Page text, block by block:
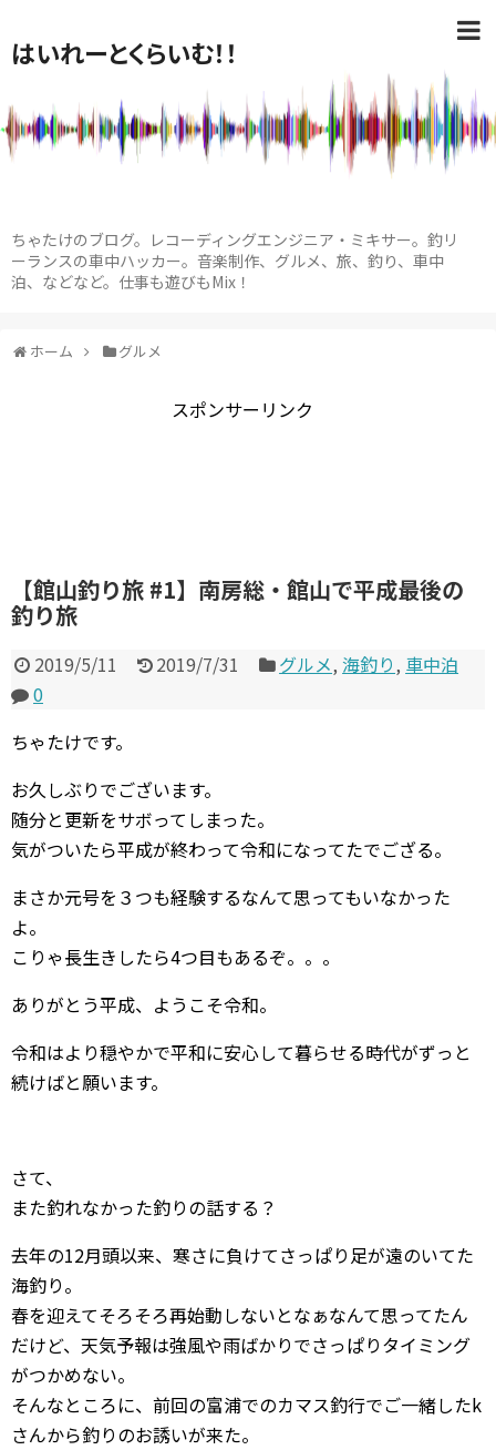
はいれーとくらいむ！！
ちゃたけのブログ。レコーディングエンジニア・ミキサー。釣リ
ーランスの車中ハッカー。音楽制作、グルメ、旅、釣り、車中
泊、などなど。仕事も遊びもMix！
ホーム グルメ
スポンサーリンク
【館山釣り旅 #1】南房総・館山で平成最後の
釣り旅
2019/5/11 2019/7/31 グルメ,海釣り, 車中泊
0
ちゃたけです。
お久しぶりでございます。
随分と更新をサボってしまった。
気がついたら平成が終わって令和になってたでござる。
まさか元号を３つも経験するなんて思ってもいなかった
よ。
こりゃ長生きしたら4つ目もあるぞ。。。
ありがとう平成、ようこそ令和。
令和はより穏やかで平和に安心して暮らせる時代がずっと
続けばと願います。
さて、
また釣れなかった釣りの話する？
去年の12月頭以来、寒さに負けてさっぱり足が遠のいてた
海釣り。
春を迎えてそろそろ再始動しないとなぁなんて思ってたん
だけど、天気予報は強風や雨ばかりでさっぱりタイミング
がつかめない。
そんなところに、前回の富浦でのカマス釣行でご一緒したk
さんから釣りのお誘いが来た。